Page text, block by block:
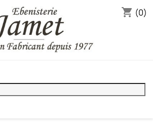
shopping_cart (0)